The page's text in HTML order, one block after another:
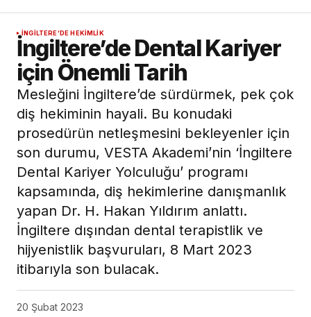
İNGILTERE’DE HEKIMLIK
İngiltere’de Dental Kariyer
için Önemli Tarih
Mesleğini İngiltere’de sürdürmek, pek çok
diş hekiminin hayali. Bu konudaki
prosedürün netleşmesini bekleyenler için
son durumu, VESTA Akademi’nin ‘İngiltere
Dental Kariyer Yolculuğu’ programı
kapsamında, diş hekimlerine danışmanlık
yapan Dr. H. Hakan Yıldırım anlattı.
İngiltere dışından dental terapistlik ve
hijyenistlik başvuruları, 8 Mart 2023
itibarıyla son bulacak.
20 Şubat 2023